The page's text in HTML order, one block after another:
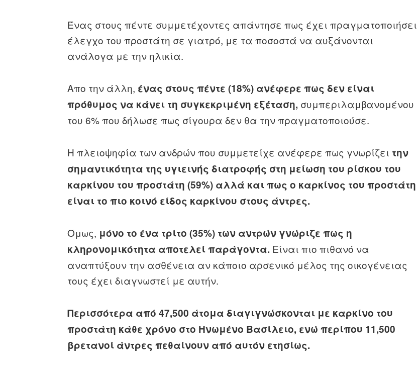
Ένας στους πέντε συμμετέχοντες απάντησε πως έχει πραγματοποιήσει
έλεγχο του προστάτη σε γιατρό, με τα ποσοστά να αυξάνονται
ανάλογα με την ηλικία.
Απο την άλλη, ένας στους πέντε (18%) ανέφερε πως δεν είναι
πρόθυμος να κάνει τη συγκεκριμένη εξέταση, συμπεριλαμβανομένου
του 6% που δήλωσε πως σίγουρα δεν θα την πραγματοποιούσε.
Η πλειοψηφία των ανδρών που συμμετείχε ανέφερε πως γνωρίζει την
σημαντικότητα της υγιεινής διατροφής στη μείωση του ρίσκου του
καρκίνου του προστάτη (59%) αλλά και πως ο καρκίνος του προστάτη
είναι το πιο κοινό είδος καρκίνου στους άντρες.
Όμως, μόνο το ένα τρίτο (35%) των αντρών γνώριζε πως η
κληρονομικότητα αποτελεί παράγοντα. Είναι πιο πιθανό να
αναπτύξουν την ασθένεια αν κάποιο αρσενικό μέλος της οικογένειας
τους έχει διαγνωστεί με αυτήν.
Περισσότερα από 47,500 άτομα διαγιγνώσκονται με καρκίνο του
προστάτη κάθε χρόνο στο Ηνωμένο Βασίλειο, ενώ περίπου 11,500
βρετανοί άντρες πεθαίνουν από αυτόν ετησίως.